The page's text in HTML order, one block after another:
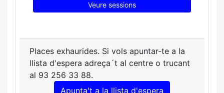
Veure sessions
Places exhaurides. Si vols apuntar-te a la
llista d'espera adreça´t al centre o trucant
al 93 256 33 88.